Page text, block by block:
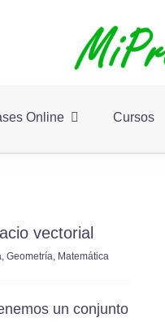
Online Cursos
vectorial
, Geometría, Matemática
un conjunto